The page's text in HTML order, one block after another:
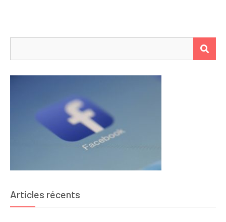
Articles récents